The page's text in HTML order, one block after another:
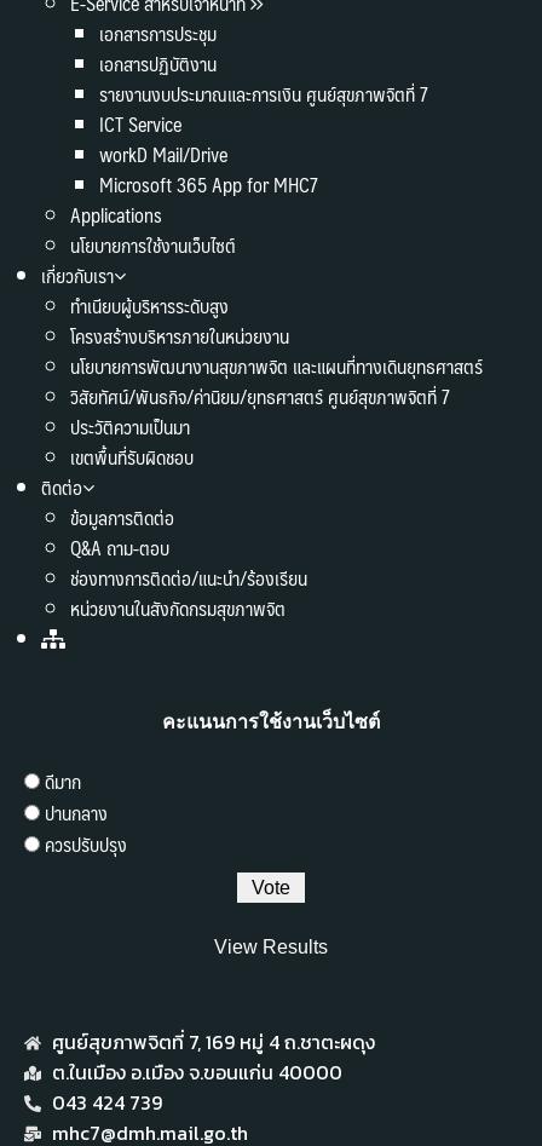
เอกสารการประชุม
เอกสารปฏิบัติงาน
รายงานงบประมาณและการเงิน ศูนย์สุขภาพจิตที่ 7
ICT Service
workD Mail/Drive
Microsoft 365 App for MHC7
Applications
นโยบายการใช้งานเว็บไซต์
เกี่ยวกับเรา
ทำเนียบผู้บริหารระดับสูง
โครงสร้างบริหารภายในหน่วยงาน
นโยบายการพัฒนางานสุขภาพจิต และแผนที่ทางเดินยุทธศาสตร์
วิสัยทัศน์/พันธกิจ/ค่านิยม/ยุทธศาสตร์ ศูนย์สุขภาพจิตที่ 7
ประวัติความเป็นมา
เขตพื้นที่รับผิดชอบ
ติดต่อ
ข้อมูลการติดต่อ
Q&A ถาม-ตอบ
ช่องทางการติดต่อ/แนะนำ/ร้องเรียน
หน่วยงานในสังกัดกรมสุขภาพจิต
คะแนนการใช้งานเว็บไซต์
ดีมาก
ปานกลาง
ควรปรับปรุง
View Results
ศูนย์สุขภาพจิตที่ 7,​ 169 หมู่ 4 ถ.ชาตะผดุง
ต.ในเมือง อ.เมือง จ.ขอนแก่น 40000
043 424 739
mhc7@dmh.mail.go.th